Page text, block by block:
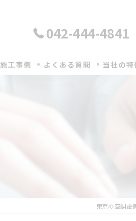
042-444-4841
施工事例 よくある質問 当社の特
東京の空調設